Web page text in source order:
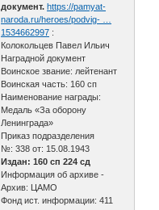
документ. https://pamyat-
naroda.ru/heroes/podvig- …
1534662997 :
Колокольцев Павел Ильич
Наградной документ
Воинское звание: лейтенант
Воинская часть: 160 сп
Наименование награды:
Медаль «За оборону
Ленинграда»
Приказ подразделения
№: 338 от: 15.08.1943
Издан: 160 сп 224 сд
Информация об архиве -
Архив: ЦАМО
Фонд ист. информации: 411